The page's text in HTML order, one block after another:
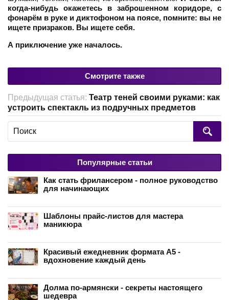
когда-нибудь окажетесь в заброшенном коридоре, с
фонарём в руке и диктофоном на поясе, помните: вы не
ищете призраков. Вы ищете себя.
А приключение уже началось.
Смотрите также
Предыдущая статья: Театр теней своими руками: как
устроить спектакль из подручных предметов
Популярные статьи
Как стать фрилансером - полное руководство
для начинающих
Шаблоны прайс-листов для мастера
маникюра
Красивый ежедневник формата А5 -
вдохновение каждый день
Долма по-армянски - секреты настоящего
шедевра